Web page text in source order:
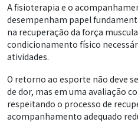
A fisioterapia e o
desempenham papel
na recuperação da força
condicionamento físico
atividades.
O retorno ao esporte não deve
de dor, mas em uma avaliação
respeitando o processo de
acompanhamento adequado